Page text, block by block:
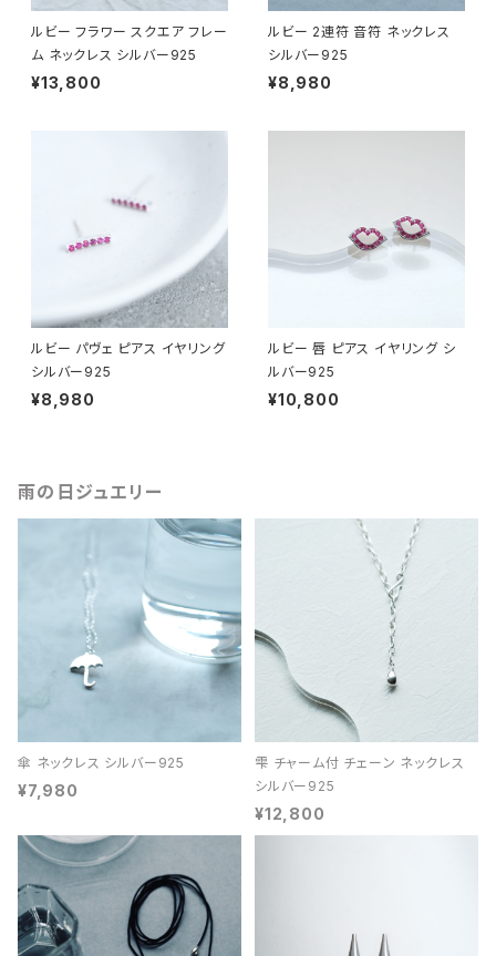
ルビー フラワー スクエア フレー
ム ネックレス シルバー925
¥13,800
ルビー 2連符 音符 ネックレス
シルバー925
¥8,980
ルビー パヴェ ピアス イヤリング
シルバー925
¥8,980
ルビー 唇 ピアス イヤリング シ
ルバー925
¥10,800
雨の日ジュエリー
傘 ネックレス シルバー925
¥7,980
雫 チャーム付 チェーン ネックレス
シルバー925
¥12,800